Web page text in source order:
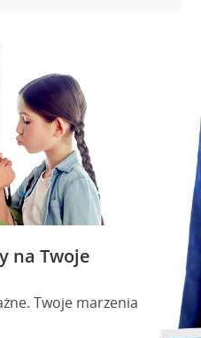
na Twoje
Twoje marzenia